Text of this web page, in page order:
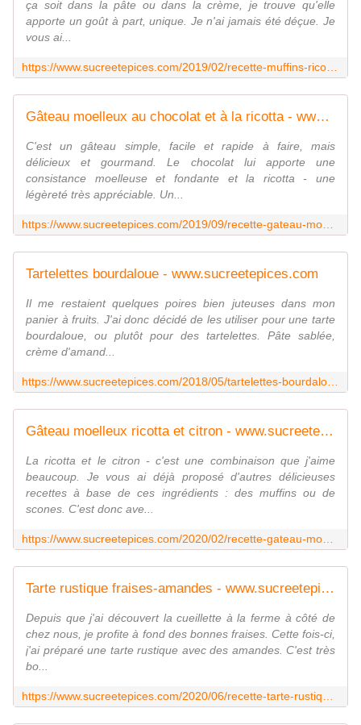
ça soit dans la pâte ou dans la crème, je trouve qu'elle
apporte un goût à part, unique. Je n'ai jamais été déçue. Je
vous ai...
Gâteau moelleux au chocolat et à la ricotta - www.sucreetepices.com
C'est un gâteau simple, facile et rapide à faire, mais
délicieux et gourmand. Le chocolat lui apporte une
consistance moelleuse et fondante et la ricotta - une
légèreté très appréciable. Un...
Tartelettes bourdaloue - www.sucreetepices.com
Il me restaient quelques poires bien juteuses dans mon
panier à fruits. J'ai donc décidé de les utiliser pour une tarte
bourdaloue, ou plutôt pour des tartelettes. Pâte sablée,
crème d'amand...
Gâteau moelleux ricotta et citron - www.sucreetepices.com
La ricotta et le citron - c'est une combinaison que j'aime
beaucoup. Je vous ai déjà proposé d'autres délicieuses
recettes à base de ces ingrédients : des muffins ou de
scones. C'est donc ave...
Tarte rustique fraises-amandes - www.sucreetepices.com
Depuis que j'ai découvert la cueillette à la ferme à côté de
chez nous, je profite à fond des bonnes fraises. Cette fois-ci,
j'ai préparé une tarte rustique avec des amandes. C'est très
bo...